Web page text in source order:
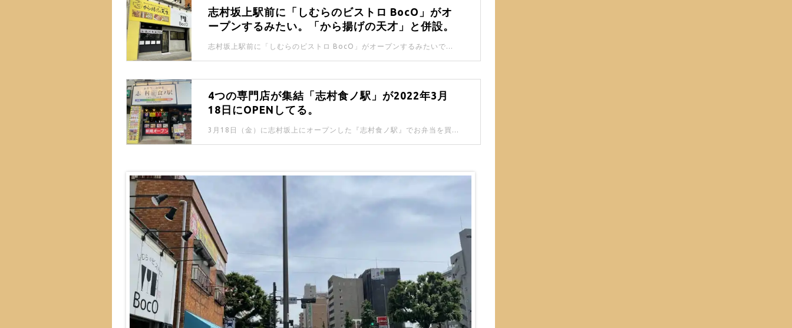
志村坂上駅前に「しむらのビストロ BocO」がオ
ープンするみたい。「から揚げの天才」と併設。
志村坂上駅前に「しむらのビストロ BocO」がオープンするみたいです。 「から揚げの天才」と併設する形ですね。
4つの専門店が集結「志村食ノ駅」が2022年3月
18日にOPENしてる。
3月18日（金）に志村坂上にオープンした『志村食ノ駅』でお弁当を買ってきました！